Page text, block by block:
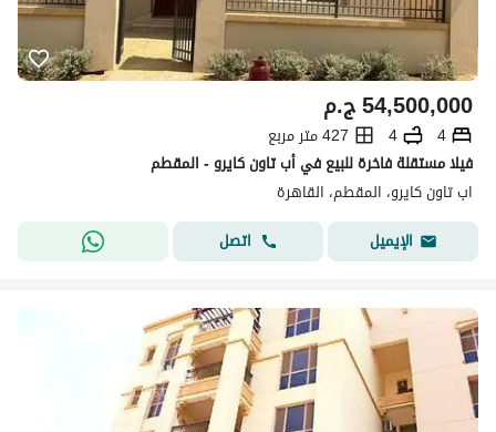
ج.م54,500,000
4
4
427 متر مربع
فيلا مستقلة فاخرة للبيع في أب تاون كايرو - المقطم
اب تاون كايرو، المقطم، القاهرة
الإيميل
اتصل